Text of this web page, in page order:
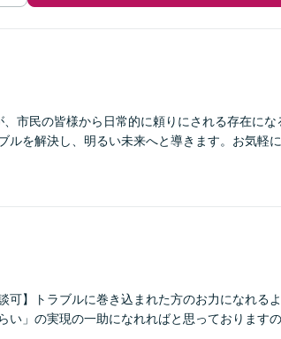
市民の皆様から日常的に頼りにされる存在にな
を解決し、明るい未来へと導きます。お気軽
可】トラブルに巻き込まれた方のお力になれる
」の実現の一助になれればと思っております